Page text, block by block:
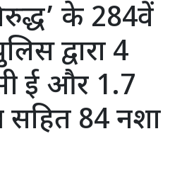
के 284वें
द्वारा 4
ई और 1.7
सहित 84 नशा